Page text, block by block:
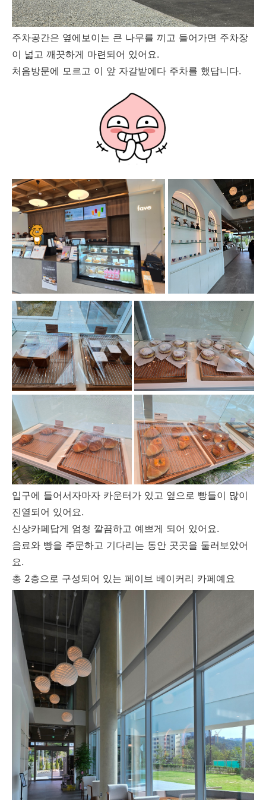
주차공간은 옆에보이는 큰 나무를 끼고 들어가면 주차장
이 넓고 깨끗하게 마련되어 있어요.
처음방문에 모르고 이 앞 자갈밭에다 주차를 했답니다.
입구에 들어서자마자 카운터가 있고 옆으로 빵들이 많이
진열되어 있어요.
신상카페답게 엄청 깔끔하고 예쁘게 되어 있어요.
음료와 빵을 주문하고 기다리는 동안 곳곳을 둘러보았어
요.
총 2층으로 구성되어 있는 페이브 베이커리 카페예요